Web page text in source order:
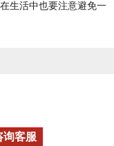
生活中也要注意避免一
询客服